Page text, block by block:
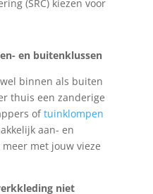
(SRC) kiezen voor
en buitenklussen
binnen als buiten
thuis een zanderige
oftuinklompen
aan- en
met jouw vieze
niet